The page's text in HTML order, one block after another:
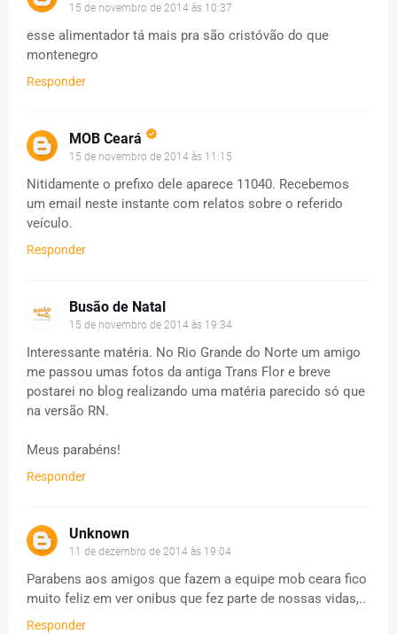
15 de novembro de 2014 às 10:37
esse alimentador tá mais pra são cristóvão do que
montenegro
Responder
MOB Ceará
15 de novembro de 2014 às 11:15
Nitidamente o prefixo dele aparece 11040. Recebemos
um email neste instante com relatos sobre o referido
veículo.
Responder
Busão de Natal
15 de novembro de 2014 às 19:34
Interessante matéria. No Rio Grande do Norte um amigo
me passou umas fotos da antiga Trans Flor e breve
postarei no blog realizando uma matéria parecido só que
na versão RN.
Meus parabéns!
Responder
Unknown
11 de dezembro de 2014 às 19:04
Parabens aos amigos que fazem a equipe mob ceara fico
muito feliz em ver onibus que fez parte de nossas vidas,..
Responder